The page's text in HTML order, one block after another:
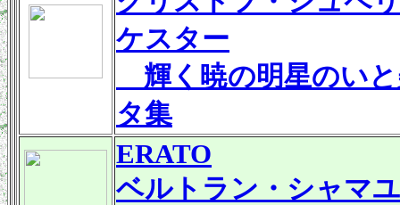
ケスター
輝く暁の明星のい
タ集
ERATO
ベルトラン・シャマ